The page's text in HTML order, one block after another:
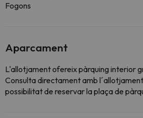
Fogons
Aparcament
L'allotjament ofereix pàrquing interior
Consulta directament amb
possibilitat de reservar la plaça de